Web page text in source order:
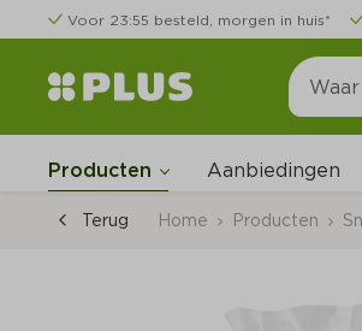
Voor 23:55 besteld, morgen in huis*
Producten Aanbiedingen
Terug Home Producten